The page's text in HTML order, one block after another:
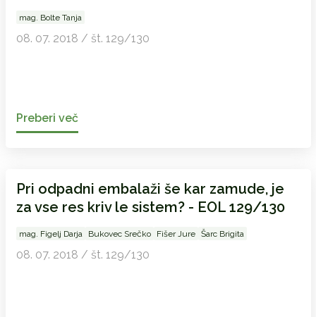
mag. Bolte Tanja
08. 07. 2018 / št. 129/130
Preberi več
Pri odpadni embalaži še kar zamude, je
za vse res kriv le sistem? - EOL 129/130
mag. Figelj Darja Bukovec Srečko Fišer Jure Šarc Brigita
08. 07. 2018 / št. 129/130